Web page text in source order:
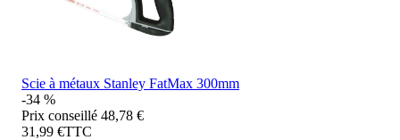
Scie à métaux Stanley FatMax 300mm
-34 %
Prix conseillé 48,78 €
31,99 €TTC